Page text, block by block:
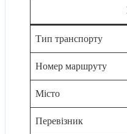
Тип транспорту
Номер маршруту
Місто
Перевізник